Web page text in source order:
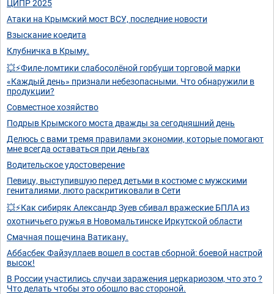
ЦИПР 2025
Атаки на Крымский мост ВСУ, последние новости
Взыскание коедита
Клубничка в Крыму.
💥⚡Филе-ломтики слабосолёной горбуши торговой марки
«Каждый день» признали небезопасными. Что обнаружили в
продукции?
Совместное хозяйство
Подрыв Крымского моста дважды за сегодняшний день
Делюсь с вами тремя правилами экономии, которые помогают
мне всегда оставаться при деньгах
Водительское удостоверение
Певицу, выступившую перед детьми в костюме с мужскими
гениталиями, люто раскритиковали в Сети
💥⚡Как сибиряк Александр Зуев сбивал вражеские БПЛА из
охотничьего ружья в Новомальтинске Иркутской области
Смачная пощечина Ватикану.
Аббасбек Файзуллаев вошел в состав сборной: боевой настрой
высок!
В России участились случаи заражения церкариозом, что это ?
Что делать чтобы это обошло вас стороной.